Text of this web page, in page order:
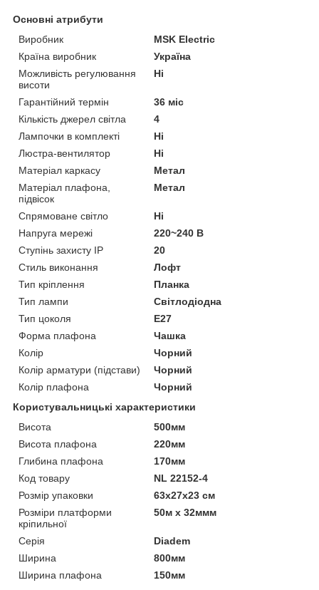
Основні атрибути
Виробник
MSK Electric
Країна виробник
Україна
Можливість регулювання
висоти
Ні
Гарантійний термін
36 міс
Кількість джерел світла
4
Лампочки в комплекті
Ні
Люстра-вентилятор
Ні
Матеріал каркасу
Метал
Матеріал плафона,
підвісок
Метал
Спрямоване світло
Ні
Напруга мережі
220~240 В
Ступінь захисту IP
20
Стиль виконання
Лофт
Тип кріплення
Планка
Тип лампи
Світлодіодна
Тип цоколя
E27
Форма плафона
Чашка
Колір
Чорний
Колір арматури (підстави)
Чорний
Колір плафона
Чорний
Користувальницькі характеристики
Висота
500мм
Висота плафона
220мм
Глибина плафона
170мм
Код товару
NL 22152-4
Розмір упаковки
63x27x23 см
Розміри платформи
кріпильної
50м х 32ммм
Серія
Diadem
Ширина
800мм
Ширина плафона
150мм